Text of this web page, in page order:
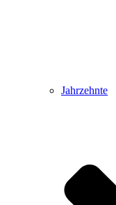
Jahrzehnte